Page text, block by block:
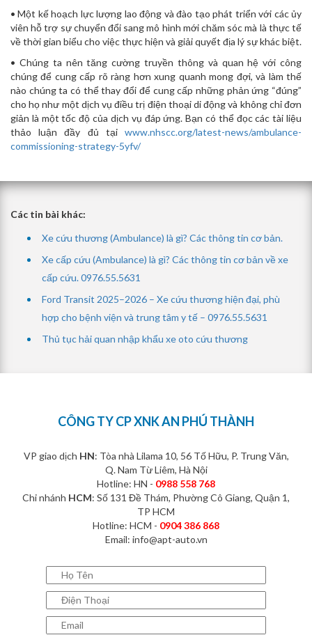
• Một kế hoạch lực lượng lao động và đào tạo phát triển với các ủy
viên hỗ trợ sự chuyển đổi sang mô hình mới chăm sóc mà là thực tế
về thời gian biểu cho việc thực hiện và giải quyết địa lý sự khác biệt.
• Chúng ta nên tăng cường truyền thông và quan hệ với công
chúng để cung cấp rõ ràng hơn xung quanh mong đợi, và làm thế
nào chúng ta có thể thay đổi để cung cấp những phản ứng “đúng”
cho họ như một dịch vụ điều trị điện thoại di động và không chỉ đơn
giản là một tốc độ của dịch vụ đáp ứng. Bạn có thể đọc các tài liệu
thảo luận đầy đủ tại www.nhscc.org/latest-news/ambulance-
commissioning-strategy-5yfv/
Các tin bài khác:
Xe cứu thương (Ambulance) là gì? Các thông tin cơ bản.
Xe cấp cứu (Ambulance) là gì? Các thông tin cơ bản về xe
cấp cứu. 0976.55.5631
Ford Transit 2025–2026 – Xe cứu thương hiện đại, phù
hợp cho bệnh viện và trung tâm y tế – 0976.55.5631
Thủ tục hải quan nhập khẩu xe oto cứu thương
CÔNG TY CP XNK AN PHÚ THÀNH
VP giao dịch HN: Tòa nhà Lilama 10, 56 Tố Hữu, P. Trung Văn,
Q. Nam Từ Liêm, Hà Nội
Hotline: HN - 0988 558 768
Chi nhánh HCM: Số 131 Đề Thám, Phường Cô Giang, Quận 1,
TP HCM
Hotline: HCM - 0904 386 868
Email: info@apt-auto.vn